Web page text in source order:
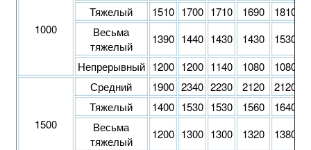
1000
Тяжелый
1510 1700 1710 1690 1810
Весьма
тяжелый
1390 1440 1430 1430 1530
Непрерывный 1200 1200 1140 1080 1080
1500
Средний 1900 2340 2230 2120 2120
Тяжелый
1400 1530 1530 1560 1640
Весьма
тяжелый
1200 1300 1300 1320 1380